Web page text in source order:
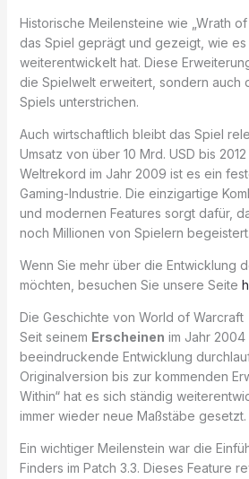
Historische Meilensteine wie „Wrath
das Spiel geprägt und gezeigt, wie
weiterentwickelt hat. Diese
die Spielwelt erweitert, sondern auch
Spiels unterstrichen.
Auch wirtschaftlich bleibt das Spiel
Umsatz von über 10 Mrd. USD bis
Weltrekord im Jahr 2009 ist es ein
Gaming-Industrie. Die einzigartige
und modernen Features sorgt dafür,
noch Millionen von Spielern begeistert.
Wenn Sie mehr über die Entwicklung
möchten, besuchen Sie unsere Seite
Die Geschichte von World of Warcraft
Seit seinem Erscheinen im Jahr 2004
beeindruckende Entwicklung
Originalversion bis zur kommenden
Within“ hat es sich ständig
immer wieder neue Maßstäbe gesetzt.
Ein wichtiger Meilenstein war die
Finders im Patch 3.3. Dieses Feature